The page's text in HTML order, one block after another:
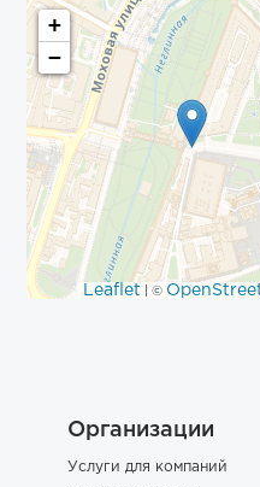
+
−
Leaflet | ©
Организации
Услуги для компаний